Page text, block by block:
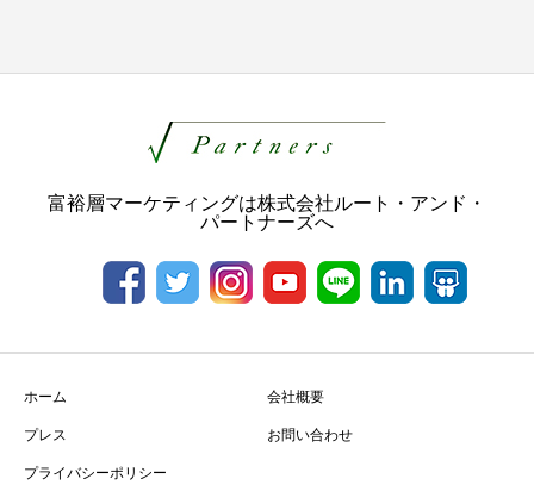
富裕層マーケティングは株式会社ルート・アンド・
パートナーズへ
ホーム
会社概要
プレス
お問い合わせ
プライバシーポリシー